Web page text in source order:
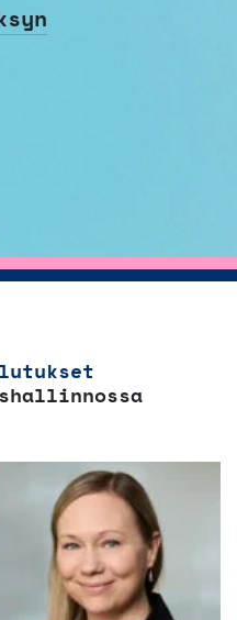
tuotteella
useampi
muunnelma.